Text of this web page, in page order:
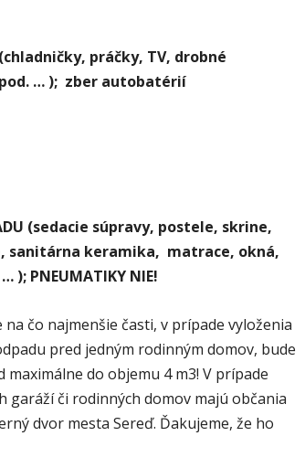
(chladničky, práčky, TV, drobné
… ); zber autobatérií
(sedacie súpravy, postele, skrine,
sanitárna keramika, matrace, okná,
PNEUMATIKY NIE!
čo najmenšie časti, v prípade vyloženia
pred jedným rodinným domov, bude
maximálne do objemu 4 m3! V prípade
garáží či rodinných domov majú občania
dvor mesta Sereď. Ďakujeme, že ho